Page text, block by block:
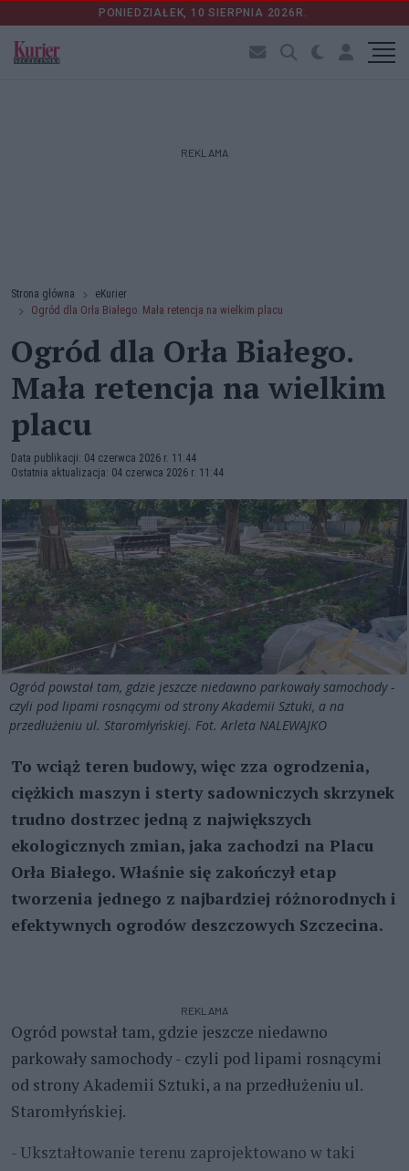
PONIEDZIAŁEK, 10 SIERPNIA 2026R.
REKLAMA
Strona główna
eKurier
Ogród dla Orła Białego. Mała retencja na wielkim placu
Ogród dla Orła Białego.
Mała retencja na wielkim
placu
Data publikacji: 04 czerwca 2026 r. 11:44
Ostatnia aktualizacja: 04 czerwca 2026 r. 11:44
Ogród powstał tam, gdzie jeszcze niedawno parkowały samochody -
czyli pod lipami rosnącymi od strony Akademii Sztuki, a na
przedłużeniu ul. Staromłyńskiej. Fot. Arleta NALEWAJKO
To wciąż teren budowy, więc zza ogrodzenia,
ciężkich maszyn i sterty sadowniczych skrzynek
trudno dostrzec jedną z największych
ekologicznych zmian, jaka zachodzi na Placu
Orła Białego. Właśnie się zakończył etap
tworzenia jednego z najbardziej różnorodnych i
efektywnych ogrodów deszczowych Szczecina.
REKLAMA
Ogród powstał tam, gdzie jeszcze niedawno
parkowały samochody - czyli pod lipami rosnącymi
od strony Akademii Sztuki, a na przedłużeniu ul.
Staromłyńskiej.
- Ukształtowanie terenu zaprojektowano w taki